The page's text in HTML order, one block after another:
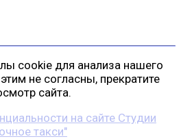
cookie для анализа нашего
не согласны, прекратите
сайта.
на сайте Студии
такси"